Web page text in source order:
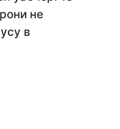
не
в